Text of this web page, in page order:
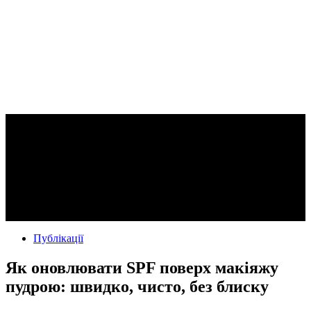
Публікації
Як оновлювати SPF поверх макіяжу
пудрою: швидко, чисто, без блиску